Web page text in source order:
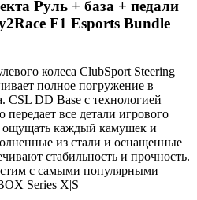
Руль + база + педали
F1 Esports Bundle
колеса ClubSport Steering
полное погружение в
CSL DD Base с технологией
все детали игрового
ощущать каждый камушек и
из стали и оснащенные
стабильность и прочность.
с самыми популярными
Series X|S